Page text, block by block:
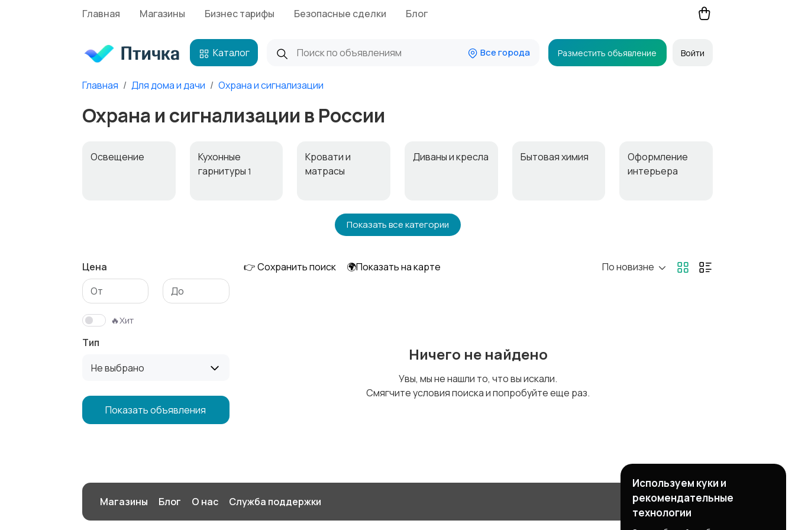
Главная Магазины Бизнес тарифы Безопасные сделки Блог
Каталог Все города Разместить объявление Войти
Главная Для дома и дачи Охрана и сигнализации
Охрана и сигнализации в России
Освещение
Кухонные
гарнитуры 1
Кровати и
матрасы
Диваны и кресла Бытовая химия
Оформление
интерьера
Охрана и
сигнализации
Подставки и
тумбы
Сад и огород
мебель
Показать все категории
Цена
🔥Хит
Тип
Не выбрано
Показать объявления
👉 Сохранить поиск 🌍Показать на карте По новизне
Ничего не найдено
Увы, мы не нашли то, что вы искали.
Смягчите условия поиска и попробуйте еще раз.
Магазины Блог О нас Служба поддержки
Используем куки и
рекомендательные
технологии